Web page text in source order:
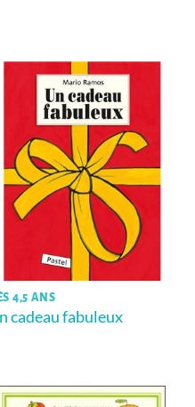
4,5 ANS
cadeau fabuleux